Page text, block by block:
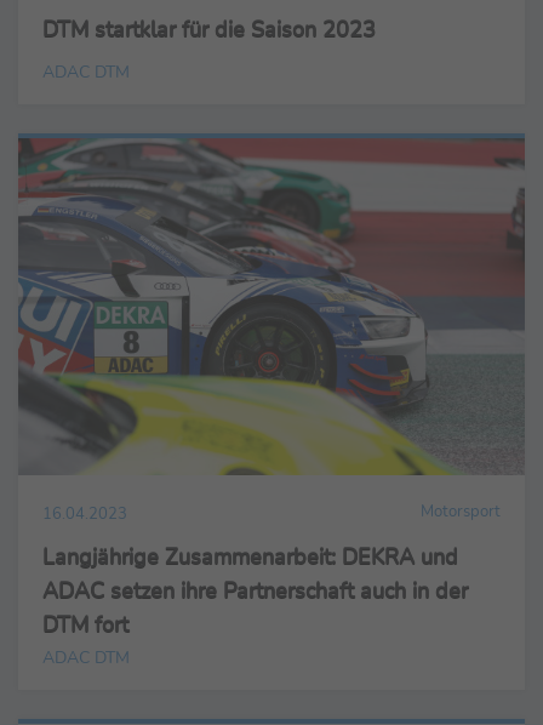
DTM startklar für die Saison 2023
ADAC DTM
16.04.2023 Motorsport
Langjährige Zusammenarbeit: DEKRA und
ADAC setzen ihre Partnerschaft auch in der
DTM fort
ADAC DTM